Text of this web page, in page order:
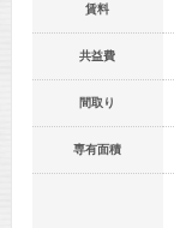
賃料
共益費
間取り
専有面積